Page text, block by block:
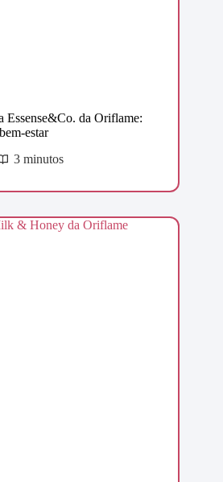
Essense&Co. da Oriflame:
estar
3 minutos